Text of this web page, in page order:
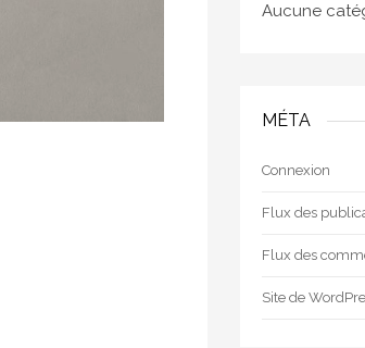
Aucune
MÉTA
Connexion
Flux des
Flux des
Site de